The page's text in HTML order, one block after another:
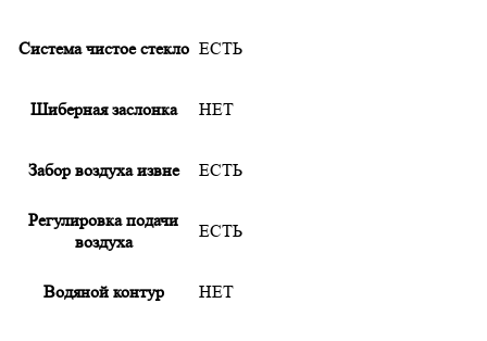
Система чистое стекло ЕСТЬ
Шиберная заслонка НЕТ
Забор воздуха извне ЕСТЬ
Регулировка подачи
воздуха
ЕСТЬ
Водяной контур НЕТ